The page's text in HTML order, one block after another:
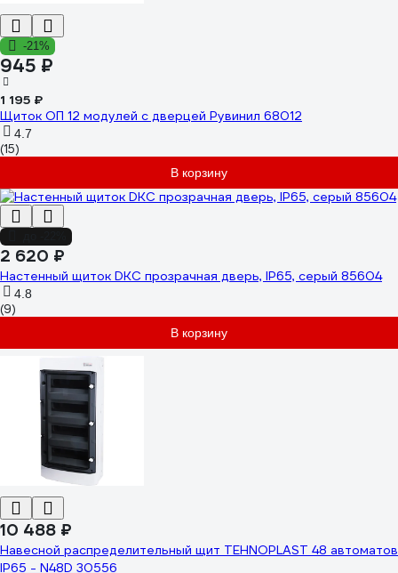
-21%
945 ₽
1 195 ₽
Щиток ОП 12 модулей с дверцей Рувинил 68012
4.7
(15)
В корзину
2 620 ₽
Настенный щиток DKC прозрачная дверь, IP65, серый 85604
4.8
(9)
В корзину
10 488 ₽
Навесной распределительный щит TEHNOPLAST 48 автоматов
IP65 - N48D 30556